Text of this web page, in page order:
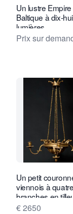
Un lustre
Baltique à dix-
lumières
Prix sur
Un petit
viennois à quatre
branches en
€ 2650